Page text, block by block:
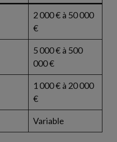
2 000 € à 50 000
€
5 000 € à 500
000 €
1 000 € à 20 000
€
Variable